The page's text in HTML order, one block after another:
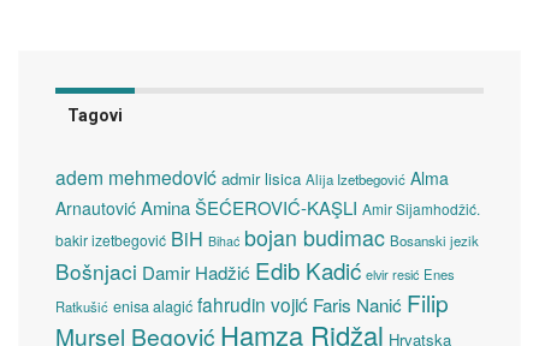
Tagovi
adem mehmedović admir lisica Alija Izetbegović Alma
Arnautović Amina ŠEĆEROVIĆ-KAŞLI Amir Sijamhodžić.
bakir izetbegović BiH Bihać bojan budimac Bosanski jezik
Bošnjaci Damir Hadžić Edib Kadić elvir resić Enes
Ratkušić enisa alagić fahrudin vojić Faris Nanić Filip
Mursel Begović Hamza Ridžal Hrvatska